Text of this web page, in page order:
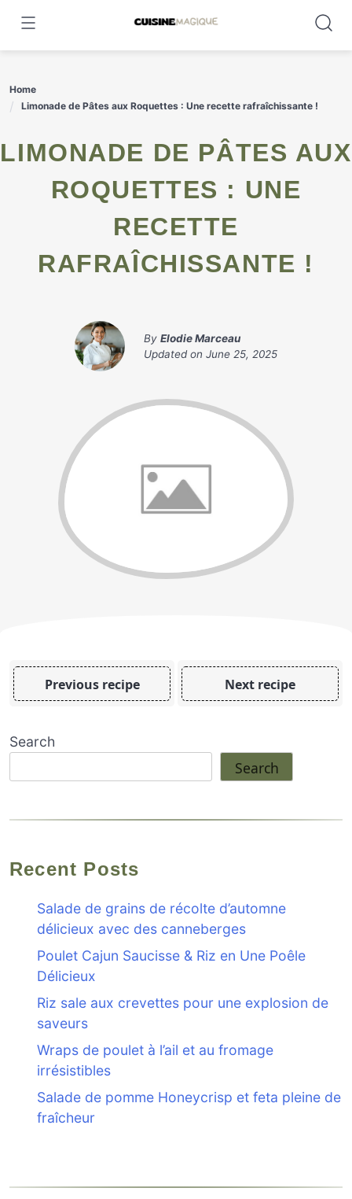
content
Home
Limonade de Pâtes aux Roquettes : Une recette rafraîchissante !
LIMONADE DE PÂTES AUX
ROQUETTES : UNE
RECETTE
RAFRAÎCHISSANTE !
By Elodie Marceau
Updated on June 25, 2025
Previous recipe Next recipe
Search
Search
Recent Posts
Salade de grains de récolte d’automne
délicieux avec des canneberges
Poulet Cajun Saucisse & Riz en Une Poêle
Délicieux
Riz sale aux crevettes pour une explosion de
saveurs
Wraps de poulet à l’ail et au fromage
irrésistibles
Salade de pomme Honeycrisp et feta pleine de
fraîcheur